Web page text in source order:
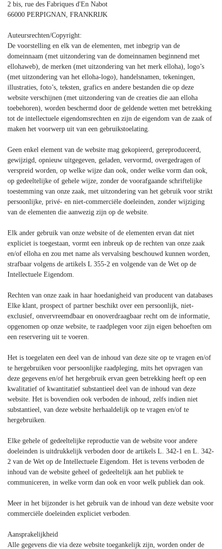
2 bis, rue des Fabriques d'En Nabot
66000 PERPIGNAN, FRANKRIJK
Auteursrechten/Copyright:
De voorstelling en elk van de elementen, met inbegrip van de
domeinnaam (met uitzondering van de domeinnamen beginnend met
ellohaweb), de merken (met uitzondering van het merk elloha), logo’s
(met uitzondering van het elloha-logo), handelsnamen, tekeningen,
illustraties, foto’s, teksten, grafics en andere bestanden die op deze
website verschijnen (met uitzondering van de creaties die aan elloha
toebehoren), worden beschermd door de geldende wetten met betrekking
tot de intellectuele eigendomsrechten en zijn de eigendom van de zaak of
maken het voorwerp uit van een gebruikstoelating.
Geen enkel element van de website mag gekopieerd, gereproduceerd,
gewijzigd, opnieuw uitgegeven, geladen, vervormd, overgedragen of
verspreid worden, op welke wijze dan ook, onder welke vorm dan ook,
op gedeeltelijke of gehele wijze, zonder de voorafgaande schriftelijke
toestemming van onze zaak, met uitzondering van het gebruik voor strikt
persoonlijke, privé- en niet-commerciële doeleinden, zonder wijziging
van de elementen die aanwezig zijn op de website.
Elk ander gebruik van onze website of de elementen ervan dat niet
expliciet is toegestaan, vormt een inbreuk op de rechten van onze zaak
en/of elloha en zou met name als vervalsing beschouwd kunnen worden,
strafbaar volgens de artikels L 355-2 en volgende van de Wet op de
Intellectuele Eigendom.
Rechten van onze zaak in haar hoedanigheid van producent van databases
Elke klant, prospect of partner beschikt over een persoonlijk, niet-
exclusief, onvervreemdbaar en onoverdraagbaar recht om de informatie,
opgenomen op onze website, te raadplegen voor zijn eigen behoeften om
een reservering uit te voeren.
Het is toegelaten een deel van de inhoud van deze site op te vragen en/of
te hergebruiken voor persoonlijke raadpleging, mits het opvragen van
deze gegevens en/of het hergebruik ervan geen betrekking heeft op een
kwalitatief of kwantitatief substantieel deel van de inhoud van deze
website. Het is bovendien ook verboden de inhoud, zelfs indien niet
substantieel, van deze website herhaaldelijk op te vragen en/of te
hergebruiken.
Elke gehele of gedeeltelijke reproductie van de website voor andere
doeleinden is uitdrukkelijk verboden door de artikels L. 342-1 en L. 342-
2 van de Wet op de Intellectuele Eigendom. Het is tevens verboden de
inhoud van de website geheel of gedeeltelijk aan het publiek te
communiceren, in welke vorm dan ook en voor welk publiek dan ook.
Meer in het bijzonder is het gebruik van de inhoud van deze website voor
commerciële doeleinden expliciet verboden.
Aansprakelijkheid
Alle gegevens die via deze website toegankelijk zijn, worden onder de